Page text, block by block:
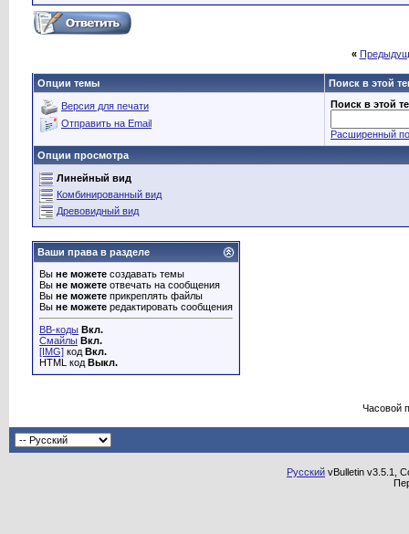
«
Опции темы Поиск в этой
Версия для печати
Отправить на Email
Поиск в этой
Расширенный
Опции просмотра
Линейный вид
Комбинированный вид
Древовидный вид
Ваши права в разделе
Вы не можете создавать темы
Вы не можете отвечать на сообщения
Вы не можете прикреплять файлы
Вы не можете редактировать сообщения
BB-коды Вкл.
Смайлы Вкл.
[IMG] код Вкл.
HTML код Выкл.
Часовой
Русский vBulletin v3.5.1,